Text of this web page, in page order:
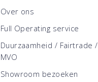
Over ons
Full Operating service
Duurzaamheid / Fairtrade /
MVO
Showroom bezoeken